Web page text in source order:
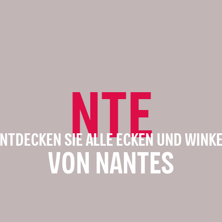
NTE
SIE ALLE ECKEN UND
VON NANTES